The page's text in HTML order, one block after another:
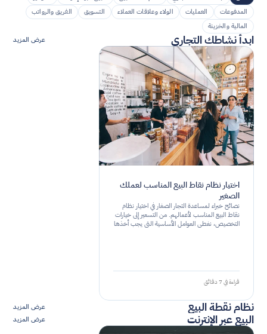
المدفوعات
العمليات الولاء وعلاقات العملاء التسويق
الفريق والرواتب
المالية والخزينة
ابدأ نشاطك التجاري عرض المزيد
اختيار نظام نقاط البيع المناسب لعملك
الصغير
نصائح خبراء لمساعدة التجار الصغار في اختيار نظام
نقاط البيع المناسب لأعمالهم. من التسعير إلى خيارات
التخصيص، نغطي العوامل الأساسية التي يجب أخذها
قراءة في 7 دقائق
نظام نقطة البيع عرض المزيد
البيع عبر الإنترنت عرض المزيد